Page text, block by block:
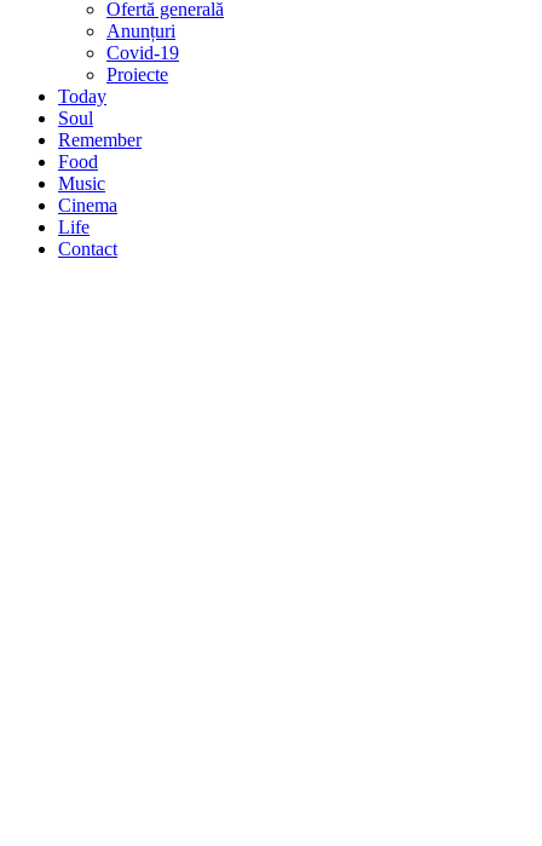
Ofertă generală
Anunțuri
Covid-19
Proiecte
Today
Soul
Remember
Food
Music
Cinema
Life
Contact